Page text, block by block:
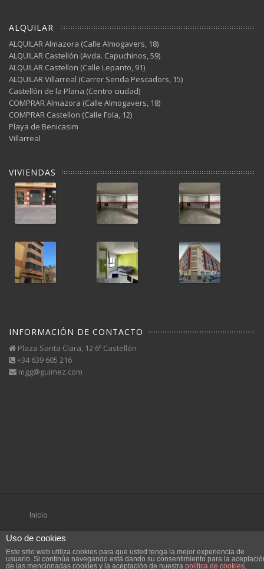
ALQUILAR
ALQUILAR Almazora (Calle Almogavers, 18)
ALQUILAR Castellón (Avda. Capuchinos, 59)
ALQUILAR Castellon (Calle Lepanto, 91)
ALQUILAR Villarreal (Carrer Senda Pescadors, 15)
Castellón de la Plana (Centro ciudad)
COMPRAR Almazora (Calle Almogavers, 18)
COMPRAR Castellon (Calle Fola, 12)
Playa de Benicasim
Villarreal
VIVIENDAS
INFORMACIÓN DE CONTACTO
Plaza Santa Clara, 12 6º Castellón
+34 639 605 216
mgg@guimez.com
Inicio
Uso de cookies
Este sitio web utiliza cookies para que usted tenga la mejor experiencia de
usuario. Si continúa navegando está dando su consentimiento para la
de las mencionadas cookies y la aceptación de nuestra política de cookies,